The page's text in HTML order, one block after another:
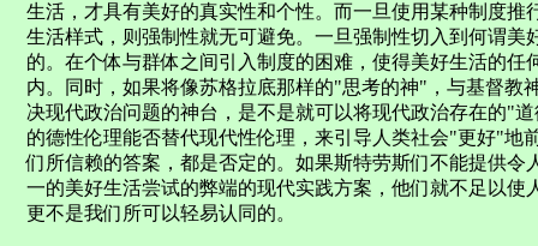
生活，才具有美好的真实性和个性。而一旦使用某种制度
生活样式，则强制性就无可避免。一旦强制性切入到何谓
的。在个体与群体之间引入制度的困难，使得美好生活的
内。同时，如果将像苏格拉底那样的"思考的神"，与基督教
决现代政治问题的神台，是不是就可以将现代政治存在的"
的德性伦理能否替代现代性伦理，来引导人类社会"更好"地
们所信赖的答案，都是否定的。如果斯特劳斯们不能提供
一的美好生活尝试的弊端的现代实践方案，他们就不足以
更不是我们所可以轻易认同的。